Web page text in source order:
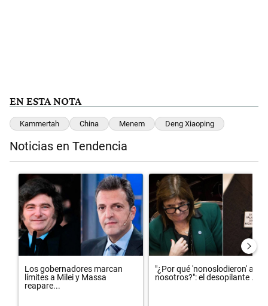
EN ESTA NOTA
Kammertah China Menem Deng Xiaoping
Noticias en Tendencia
Un artículo de tendencia con el título "Los gobernadores marcan
Los gobernadores marcan
límites a Milei y Massa
reapare...
Un artículo de tendencia con el
"¿Por qué 'nonoslodieron' a
nosotros?": el desopilante ...